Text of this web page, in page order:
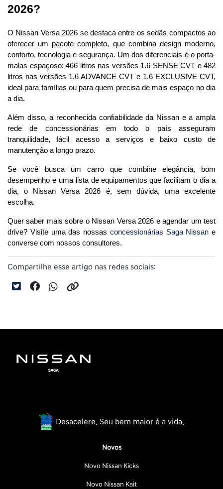
2026?
O Nissan Versa 2026 se destaca entre os sedãs compactos ao
oferecer um pacote completo, que combina design moderno,
conforto, tecnologia e segurança. Um dos diferenciais é o porta-
malas espaçoso: 466 litros nas versões 1.6 SENSE CVT e 482
litros nas versões 1.6 ADVANCE CVT e 1.6 EXCLUSIVE CVT,
ideal para famílias ou para quem precisa de mais espaço no dia
a dia.
Além disso, a reconhecida confiabilidade da Nissan e a ampla
rede de concessionárias em todo o país asseguram
tranquilidade, fácil acesso a serviços e baixo custo de
manutenção a longo prazo.
Se você busca um carro que combine elegância, bom
desempenho e uma lista de equipamentos que facilitam o dia a
dia, o Nissan Versa 2026 é, sem dúvida, uma excelente
escolha.
Quer saber mais sobre o Nissan Versa 2026 e agendar um test
drive? Visite uma das nossas concessionárias Saga Nissan e
converse com nossos consultores.
Compartilhe esse artigo nas redes sociais:
Desacelere. Seu bem maior é a vida.
Novos
Novo Nissan Kicks
Novo Nissan Kait